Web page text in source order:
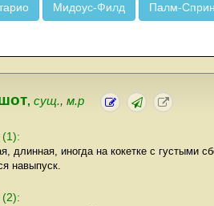
Мидоус-Филд Палм-
, сущ., м.р
(1):
длинная, иногда на кокетке с густыми
навыпуск.
(2):